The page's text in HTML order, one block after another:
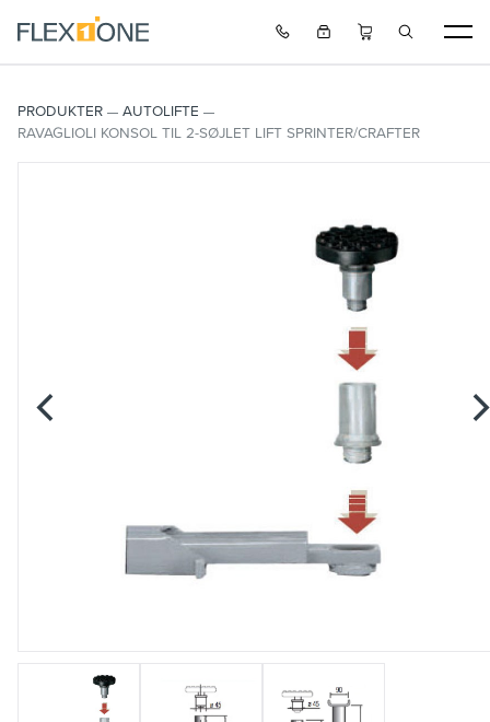
PRODUKTER
AUTOLIFTE
RAVAGLIOLI KONSOL TIL 2-SØJLET LIFT SPRINTER/CRAFTER